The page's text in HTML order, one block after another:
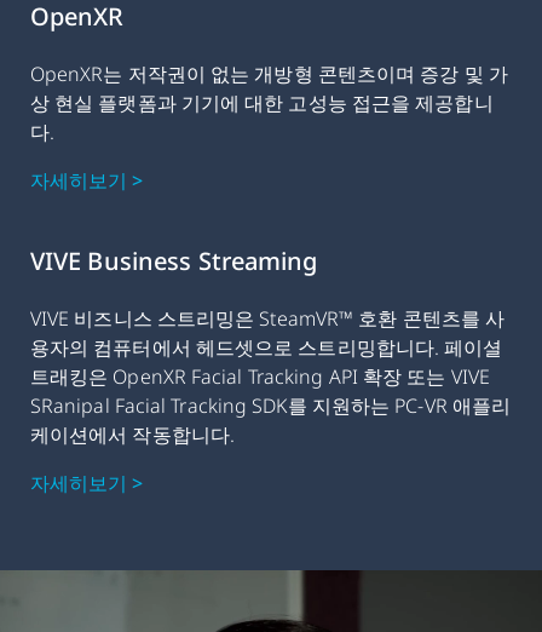
OpenXR
OpenXR는 저작권이 없는 개방형 콘텐츠이며 증강 및 가
상 현실 플랫폼과 기기에 대한 고성능 접근을 제공합니
다.
자세히보기 >
VIVE Business Streaming
VIVE 비즈니스 스트리밍은 SteamVR™ 호환 콘텐츠를 사
용자의 컴퓨터에서 헤드셋으로 스트리밍합니다. 페이셜
트래킹은 OpenXR Facial Tracking API 확장 또는 VIVE
SRanipal Facial Tracking SDK를 지원하는 PC-VR 애플리
케이션에서 작동합니다.
자세히보기 >